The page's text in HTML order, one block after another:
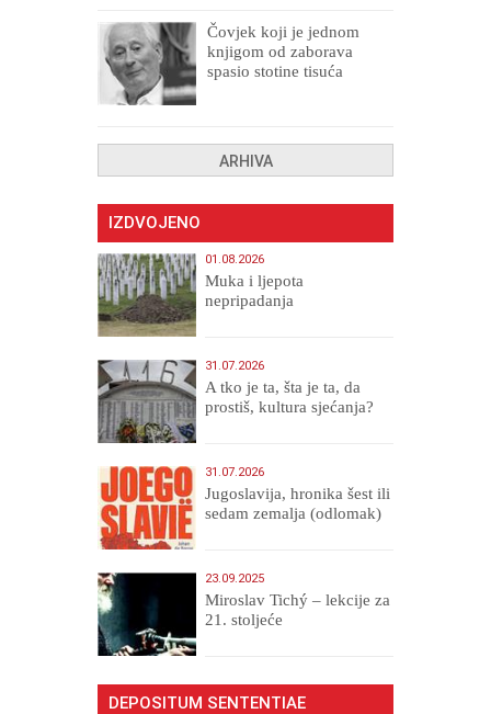
Čovjek koji je jednom
knjigom od zaborava
spasio stotine tisuća
ARHIVA
IZDVOJENO
01.08.2026
Muka i ljepota
nepripadanja
31.07.2026
A tko je ta, šta je ta, da
prostiš, kultura sjećanja?
31.07.2026
Jugoslavija, hronika šest ili
sedam zemalja (odlomak)
23.09.2025
Miroslav Tichý – lekcije za
21. stoljeće
DEPOSITUM SENTENTIAE